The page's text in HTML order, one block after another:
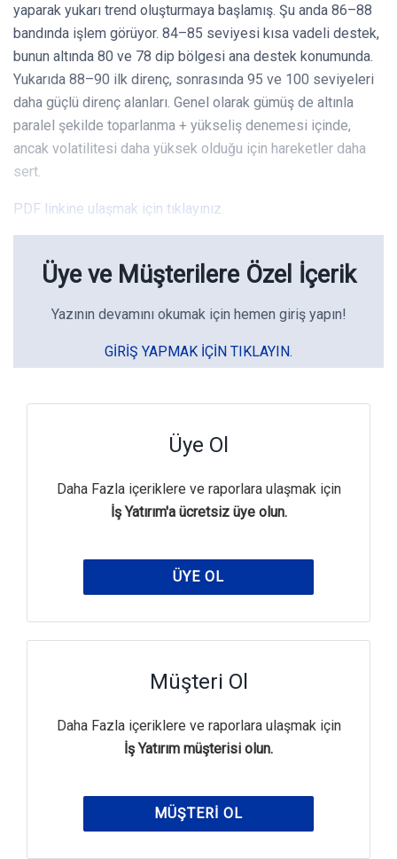
yaparak yukarı trend oluşturmaya başlamış. Şu anda 86–88
bandında işlem görüyor. 84–85 seviyesi kısa vadeli destek,
bunun altında 80 ve 78 dip bölgesi ana destek konumunda.
Yukarıda 88–90 ilk direnç, sonrasında 95 ve 100 seviyeleri
daha güçlü direnç alanları. Genel olarak gümüş de altınla
paralel şekilde toparlanma + yükseliş denemesi içinde,
ancak volatilitesi daha yüksek olduğu için hareketler daha
sert.
PDF linkine ulaşmak için tıklayınız.
Üye ve Müşterilere Özel İçerik
Yazının devamını okumak için hemen giriş yapın!
GIRIŞ YAPMAK IÇIN TIKLAYIN.
Üye Ol
Daha Fazla içeriklere ve raporlara ulaşmak için
İş Yatırım'a ücretsiz üye olun.
ÜYE OL
Müşteri Ol
Daha Fazla içeriklere ve raporlara ulaşmak için
İş Yatırım müşterisi olun.
MÜŞTERI OL